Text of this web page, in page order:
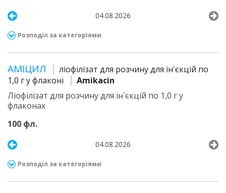
04.08.2026
Розподіл за категоріями
АМІЦИЛ
ліофілізат для розчину для ін'єкцій по
1,0 г у флаконі
Amikacin
Ліофілізат для розчину для ін`єкцій по 1,0 г у
флаконах
100 фл.
04.08.2026
Розподіл за категоріями